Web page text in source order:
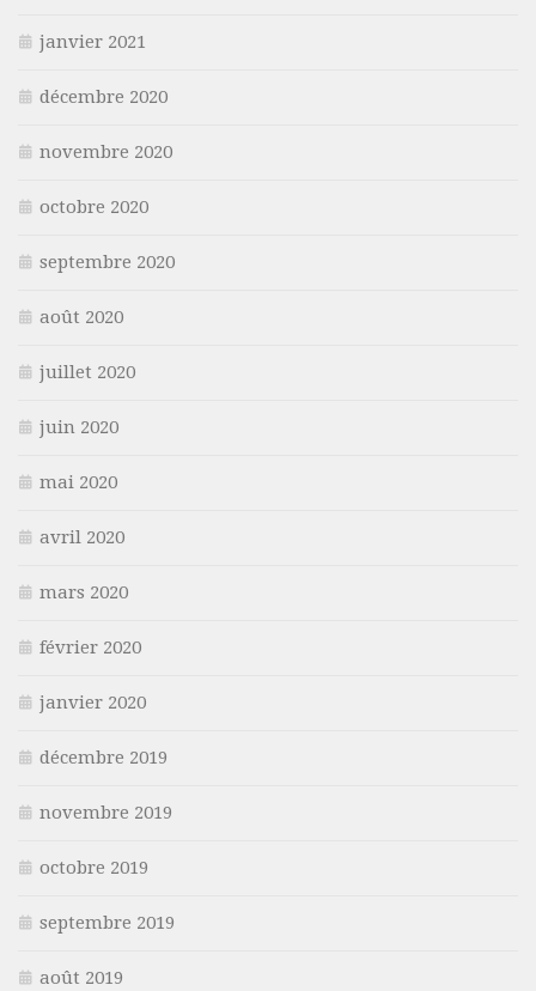
janvier 2021
décembre 2020
novembre 2020
octobre 2020
septembre 2020
août 2020
juillet 2020
juin 2020
mai 2020
avril 2020
mars 2020
février 2020
janvier 2020
décembre 2019
novembre 2019
octobre 2019
septembre 2019
août 2019